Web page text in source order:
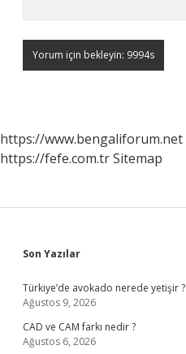
https://www.bengaliforum.net
https://fefe.com.trSitemap
Sidebar
Son Yazılar
Türkiye’de avokado nerede yetişir ?
Ağustos 9, 2026
CAD ve CAM farkı nedir ?
Ağustos 6, 2026